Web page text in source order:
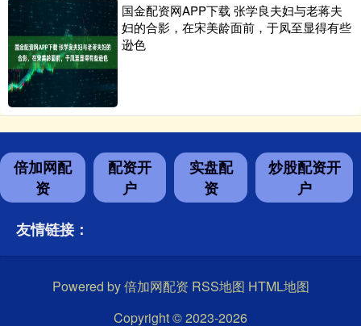
国金配资网APP下载 张学良夫妇与老蒋夫
妇的合影，在宋美龄面前，于凤至显得有些
逊色
倍加网配
资
配资开
户
实盘配
资
炒股配资开
户
友情链接：
Powered by倍加网配资 RSS地图 HTML地图
Copyright© 2023-2026